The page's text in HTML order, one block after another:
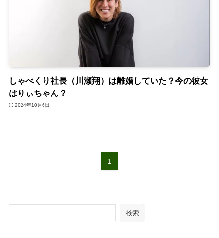
しゃべくり社長（川瀬翔）は離婚していた？今の彼女
はりぃちゃん？
2024年10月6日
1
検索